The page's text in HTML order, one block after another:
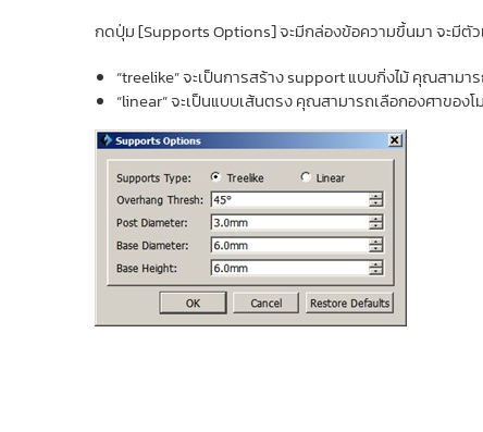
กดปุ่ม [Supports Options] จะมีกล่องข้อความขึ้นมา จะมีตัว
“treelike” จะเป็นการสร้าง support แบบกิ่งไม้ คุณสาม
“linear” จะเป็นแบบเส้นตรง คุณสามารถเลือกองศาขอ